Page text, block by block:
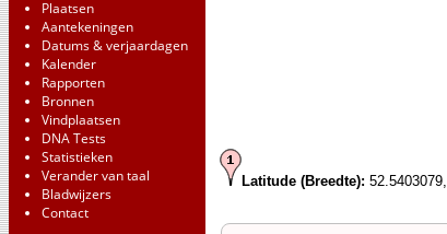
Plaatsen
Aantekeningen
Datums & verjaardagen
Kalender
Rapporten
Bronnen
Vindplaatsen
DNA Tests
Statistieken
Verander van taal
Bladwijzers
Contact
Latitude (Breedte): 52.5403079,